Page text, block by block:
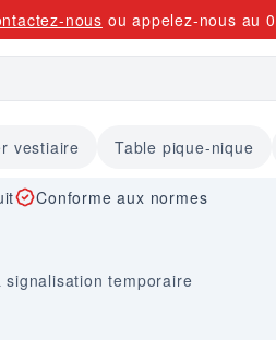
nous ou appelez-nous au
vestiaire Table pique-nique
Conforme aux normes
signalisation temporaire